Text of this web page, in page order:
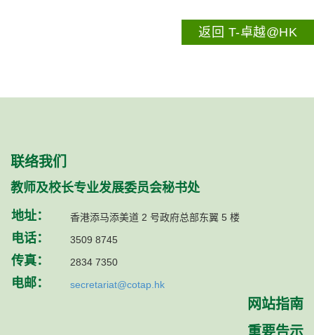
返回 T-卓越@HK
联络我们
教师及校长专业发展委员会秘书处
地址：
香港添马添美道 2 号政府总部东翼 5 楼
电话： 3509 8745
传真： 2834 7350
电邮： secretariat@cotap.hk
网站指南
重要告示